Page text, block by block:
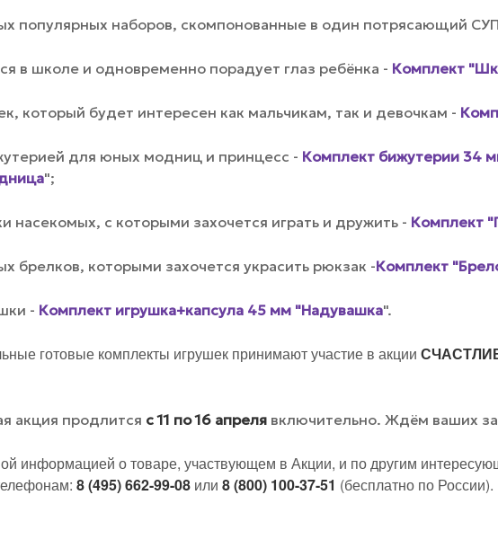
популярных наборов, скомпонованные в один потрясающий
в школе и одновременно порадует глаз ребёнка - Комплект
который будет интересен как мальчикам, так и девочкам -
для юных модниц и принцесс - Комплект бижутерии 34
";
насекомых, с которыми захочется играть и дружить - Комплект
брелков, которыми захочется украсить рюкзак -Комплект
- Комплект игрушка+капсула 45 мм "Надувашка".
готовые комплекты игрушек принимают участие в акции
акция продлится с 11 по 16 апреля включительно. Ждём ваших
информацией о товаре, участвующем в Акции, и по другим
8 (495) 662-99-08 или 8 (800) 100-37-51 (бесплатно по России).